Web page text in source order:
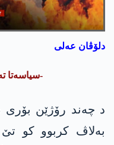
دلۆڤان عەلی
-سیاسەتا
د چەند رۆژێن بۆری
بەلاڤ کربوو کو